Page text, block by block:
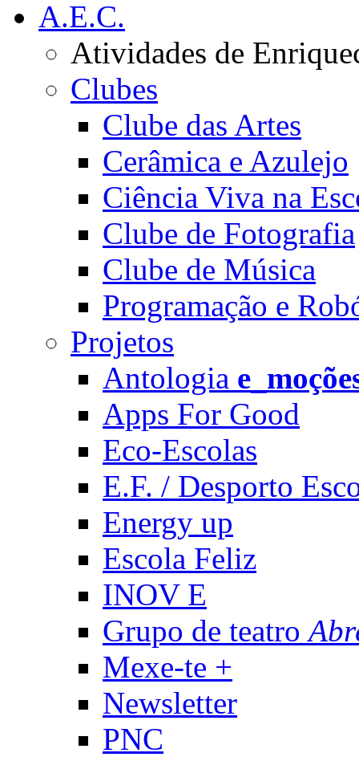
A.E.C.
Atividades de
Clubes
Clube das Artes
Cerâmica e Azulejo
Ciência Viva na
Clube de Fotografia
Clube de Música
Programação e
Projetos
Antologia
Apps For Good
Eco-Escolas
E.F. / Desporto
Energy up
Escola Feliz
INOV E
Grupo de teatro
Mexe-te +
Newsletter
PNC